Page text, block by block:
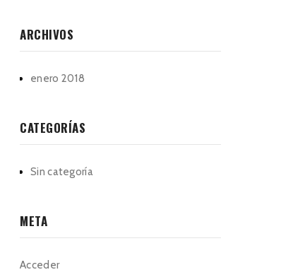
ARCHIVOS
enero 2018
CATEGORÍAS
Sin categoría
META
Acceder